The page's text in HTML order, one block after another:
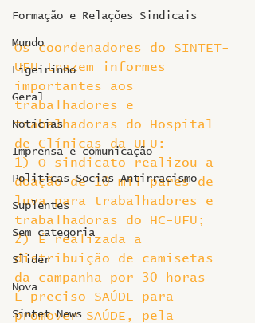
Formação e Relações Sindicais
Mundo
Ligeirinho
Geral
Notícias
Imprensa e comunicação
Politicas Socias Antirracismo
Suplentes
Sem categoria
Slider
Nova
Sintet News
Os coordenadores do SINTET-
UFU trazem informes
importantes aos
trabalhadores e
trabalhadoras do Hospital
de Clínicas da UFU:
1) O sindicato realizou a
doação de 10 mil pares de
luva para trabalhadores e
trabalhadoras do HC-UFU;
2) É realizada a
distribuição de camisetas
da campanha por 30 horas –
É preciso SAÚDE para
promover SAÚDE, pela